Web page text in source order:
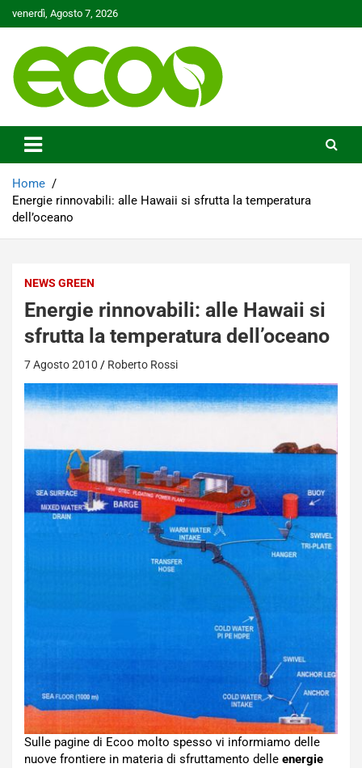
to
venerdì, Agosto 7, 2026
Ecoo.it
Home
Energie rinnovabili: alle Hawaii si sfrutta la temperatura
dell’oceano
NEWS GREEN
Energie rinnovabili: alle Hawaii si
sfrutta la temperatura dell’oceano
7 Agosto 2010 Roberto Rossi
Sulle pagine di Ecoo molto spesso vi informiamo delle
nuove frontiere in materia di sfruttamento delle energie